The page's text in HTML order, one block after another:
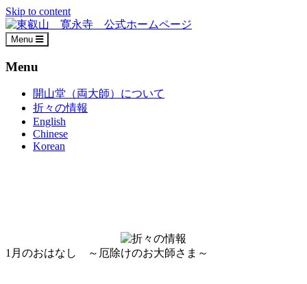
Skip to content
Menu
Menu
開山堂（両大師）について
折々の情報
English
Chinese
Korean
1月のおはなし ～厄除けのお大師さま～